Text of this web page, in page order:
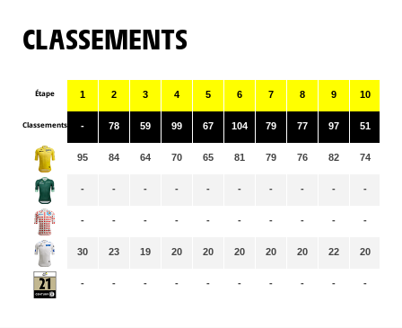
CLASSEMENTS
Étape
Classements
1
-
95
-
-
30
-
2
78
84
-
-
23
-
3
59
64
-
-
19
-
4
99
70
-
-
20
-
5
67
65
-
-
20
-
6
104
81
-
-
20
-
7
79
79
-
-
20
-
8
77
76
-
-
20
-
9
97
82
-
-
22
-
10
51
74
-
-
20
-